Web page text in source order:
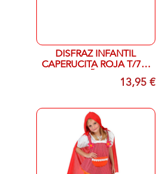
DISFRAZ INFANTIL
CAPERUCITA ROJA T/7-9
13,95 €